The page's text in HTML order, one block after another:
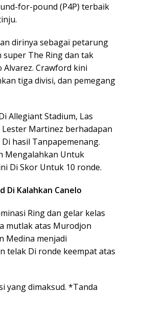
for-pound (P4P) terbaik
dirinya sebagai petarung
The Ring dan tak
Crawford kini
tiga divisi, dan pemegang
Allegiant Stadium, Las
Martinez berhadapan
hasil Tanpapemenang.
Mengalahkan Untuk
Di Skor Untuk 10 ronde.
Di Kalahkan Canelo
Ring dan gelar kelas
mutlak atas Murodjon
Medina menjadi
telak Di ronde keempat atas
yang dimaksud. *Tanda